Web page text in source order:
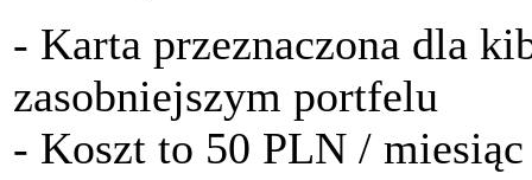
- Karta przeznaczona dla
zasobniejszym portfelu
- Koszt to 50 PLN / miesiąc